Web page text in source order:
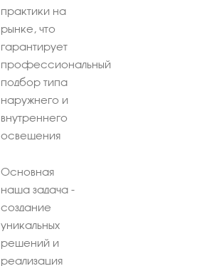
практики на
рынке, что
гарантирует
профессиональный
подбор типа
наружнего и
внутреннего
освещения
Основная
наша задача -
создание
уникальных
решений и
реализация